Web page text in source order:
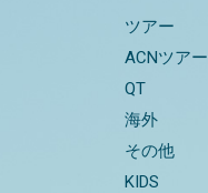
ツアー
ACNツアー
QT
海外
その他
KIDS